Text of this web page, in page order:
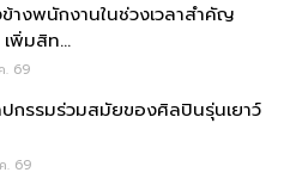
างพนักงานในช่วงเวลาสำคัญ
พิ่มสิท...
. 69
กรรมร่วมสมัยของศิลปินรุ่นเยาว์
. 69